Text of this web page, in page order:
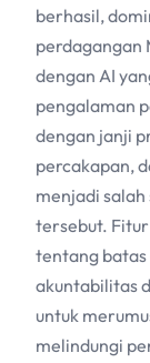
berhasil,
perdagangan
dengan AI
pengalaman
dengan janji
percakapan,
menjadi salah
tersebut.
tentang batas
akuntabilitas
untuk
melindungi